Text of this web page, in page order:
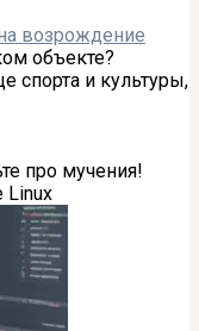
возрождение
объекте?
спорта и культуры,
про мучения!
Linux